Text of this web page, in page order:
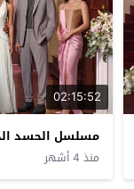
02:15:52
مسلسل الحسد الحلقة
منذ 4 أشهر